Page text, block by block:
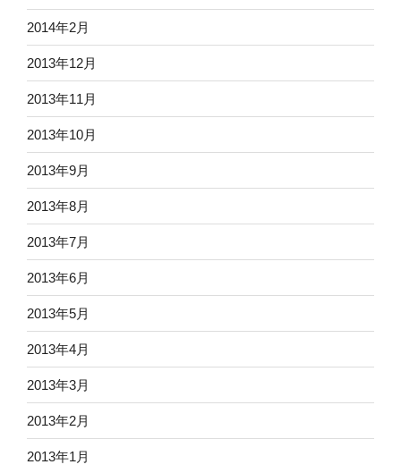
2014年2月
2013年12月
2013年11月
2013年10月
2013年9月
2013年8月
2013年7月
2013年6月
2013年5月
2013年4月
2013年3月
2013年2月
2013年1月